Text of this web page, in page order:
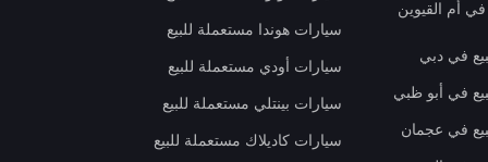
أم القيوين
في دبي
في أبو ظبي
في عجمان
سيارات هوندا مستعملة للبيع
سيارات أودي مستعملة للبيع
سيارات بينتلي مستعملة للبيع
سيارات كاديلاك مستعملة للبيع